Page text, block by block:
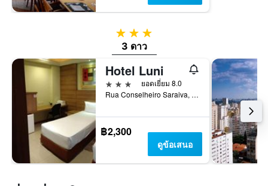
3 ดาว
3 ดาว
Hotel Luni
3 ดาว
ยอดเยี่ยม 8.0
Rua Conselheiro Saraiva, 303, เซาเปาโล, บราซิล
฿2,300
ดูข้อเสนอ